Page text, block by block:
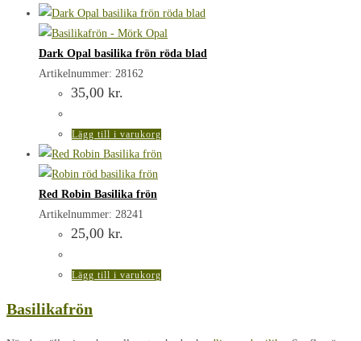
Dark Opal basilika frön röda blad
Artikelnummer: 28162
35,00 kr.
Lägg till i varukorg
Red Robin Basilika frön
Artikelnummer: 28241
25,00 kr.
Lägg till i varukorg
Basilikafrön